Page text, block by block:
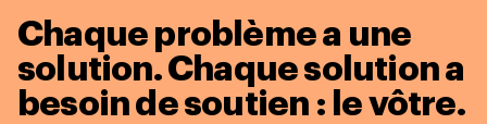
Chaque problème a une
solution.Chaque solution a
besoin de soutien : le vôtre.